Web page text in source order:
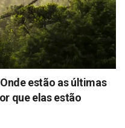
estão as últimas
que elas estão